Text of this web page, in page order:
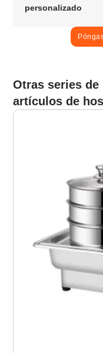
personalizado
Otras series de
artículos de